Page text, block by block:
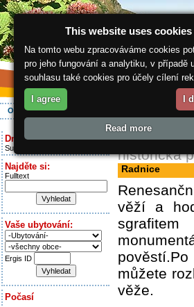
O regionu Aktivně
Dnes je:
Sunday 9.08.2026
Najděte si:
Fulltext
Vaše ubytování:
Ergis ID
Počasí
ergis.cz
historická
Radnice
věží a
můžete
věže.
This website uses cookies
Na tomto webu zpracováváme cookies
pro jeho fungování a analytiku, v případě
souhlasu také cookies pro účely cílení
I agree I
Read more